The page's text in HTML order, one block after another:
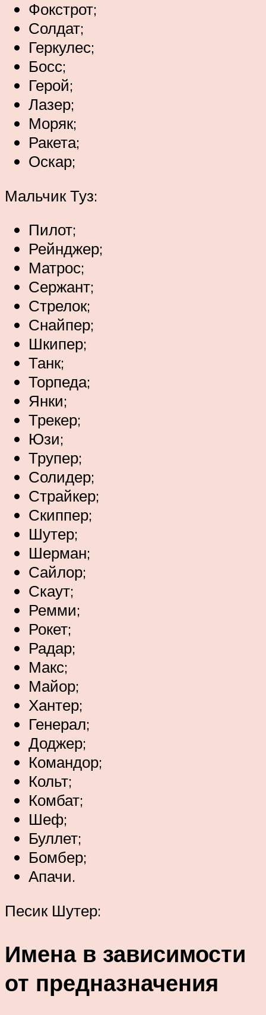
Фокстрот;
Солдат;
Геркулес;
Босс;
Герой;
Лазер;
Моряк;
Ракета;
Оскар;
Мальчик Туз:
Пилот;
Рейнджер;
Матрос;
Сержант;
Стрелок;
Снайпер;
Шкипер;
Танк;
Торпеда;
Янки;
Трекер;
Юзи;
Трупер;
Солидер;
Страйкер;
Скиппер;
Шутер;
Шерман;
Сайлор;
Скаут;
Ремми;
Рокет;
Радар;
Макс;
Майор;
Хантер;
Генерал;
Доджер;
Командор;
Кольт;
Комбат;
Шеф;
Буллет;
Бомбер;
Апачи.
Песик Шутер:
Имена в зависимости
от предназначения